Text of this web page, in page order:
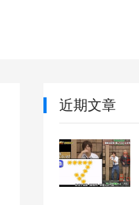
近期文章